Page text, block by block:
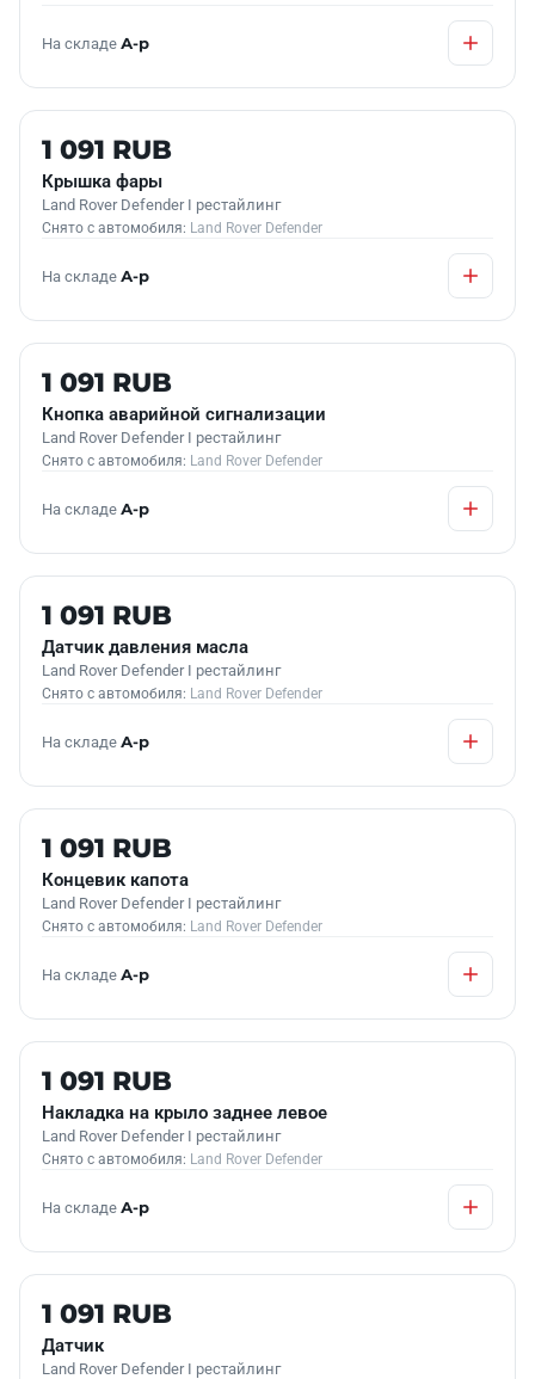
На складе А-р
Б/У В НАЛИЧИИ
1 091 RUB
Крышка фары
Land Rover Defender I рестайлинг
Снято с автомобиля: Land Rover Defender
На складе А-р
Б/У В НАЛИЧИИ
1 091 RUB
Кнопка аварийной сигнализации
Land Rover Defender I рестайлинг
Снято с автомобиля: Land Rover Defender
На складе А-р
Б/У В НАЛИЧИИ
1 091 RUB
Датчик давления масла
Land Rover Defender I рестайлинг
Снято с автомобиля: Land Rover Defender
На складе А-р
Б/У В НАЛИЧИИ
1 091 RUB
Концевик капота
Land Rover Defender I рестайлинг
Снято с автомобиля: Land Rover Defender
На складе А-р
Б/У В НАЛИЧИИ
1 091 RUB
Накладка на крыло заднее левое
Land Rover Defender I рестайлинг
Снято с автомобиля: Land Rover Defender
На складе А-р
Б/У В НАЛИЧИИ
1 091 RUB
Датчик
Land Rover Defender I рестайлинг